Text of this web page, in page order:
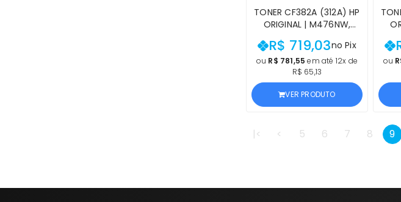
TONER CF382A (312A) HP
ORIGINAL | M476NW,
M476DW, M476DN, MFP
M476 AMARELO |
PRODUTO OFICIAL HP,
COM NF, PROCEDÊNCIA E
GARANTIA DE 1 ANO
R$ 719,03no Pix
ou R$ 781,55 em até 12x de
R$ 65,13
VER PRODUTO
ou
|< < 5 6 7 8 9